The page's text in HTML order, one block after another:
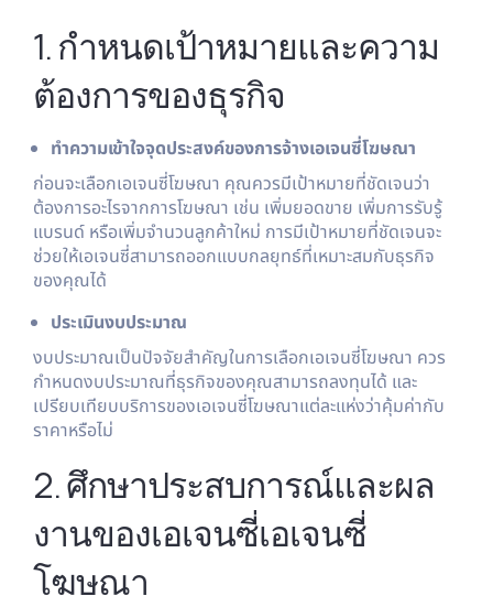
1. กำหนดเป้าหมายและความ
ต้องการของธุรกิจ
ทำความเข้าใจจุดประสงค์ของการจ้างเอเจนซี่โฆษณา
ก่อนจะเลือกเอเจนซี่โฆษณา คุณควรมีเป้าหมายที่ชัดเจนว่า
ต้องการอะไรจากการโฆษณา เช่น เพิ่มยอดขาย เพิ่มการรับรู้
แบรนด์ หรือเพิ่มจำนวนลูกค้าใหม่ การมีเป้าหมายที่ชัดเจนจะ
ช่วยให้เอเจนซี่สามารถออกแบบกลยุทธ์ที่เหมาะสมกับธุรกิจ
ของคุณได้
ประเมินงบประมาณ
งบประมาณเป็นปัจจัยสำคัญในการเลือกเอเจนซี่โฆษณา ควร
กำหนดงบประมาณที่ธุรกิจของคุณสามารถลงทุนได้ และ
เปรียบเทียบบริการของเอเจนซี่โฆษณาแต่ละแห่งว่าคุ้มค่ากับ
ราคาหรือไม่
2. ศึกษาประสบการณ์และผล
งานของเอเจนซี่เอเจนซี่
โฆษณา